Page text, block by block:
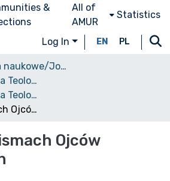
&
All of
AMUR
Statistics
Log In EN PL
Czasopisma naukowe/Journals
Poznańskie Studia Teologiczne
Poznańskie Studia Teologiczne, T. 13, 2002
Rodzina w pismach Ojców Apostolskich
Ojców